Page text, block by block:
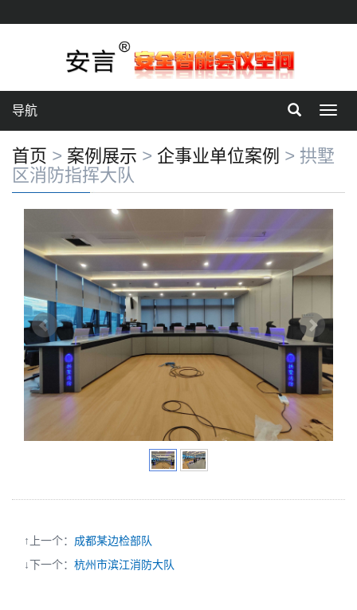
切
换
航
导航
首页 > 案例展示 > 企事业单位案例 > 拱墅
区消防指挥大队
↑上一个： 成都某边检部队
↓下一个： 杭州市滨江消防大队